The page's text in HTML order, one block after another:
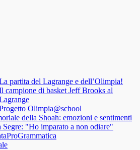
partita del Lagrange e dell’Olimpia!
campione di basket Jeff Brooks al
Olimpia@school
della Shoah: emozioni e sentimenti
Segre: "Ho imparato a non odiare"